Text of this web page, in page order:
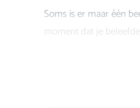
Soms is er maar één
moment dat je